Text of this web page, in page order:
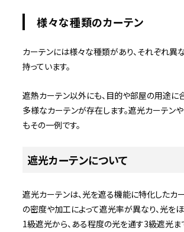
様々な種類のカーテン
カーテンには様々な種類があり、それぞれ異
持っています。
遮熱カーテン以外にも、目的や部屋の用途に
多様なカーテンが存在します。遮光カーテン
もその一例です。
遮光カーテンについて
遮光カーテンは、光を遮る機能に特化したカ
の密度や加工によって遮光率が異なり、光を
1級遮光から、ある程度の光を通す3級遮光ま